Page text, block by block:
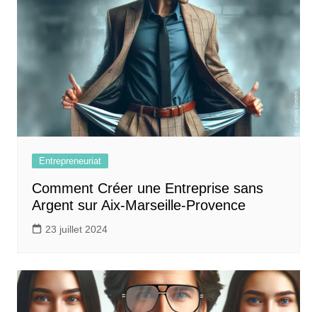
Entrepreneuriat
Comment Créer une Entreprise sans
Argent sur Aix-Marseille-Provence
23 juillet 2024